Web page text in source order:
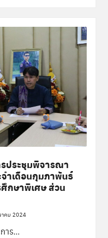
ประชุมพิจารณา
ำเดือนกุมภาพันธ์
กษาพิเศษ ส่วน
าคม 2024
าร…